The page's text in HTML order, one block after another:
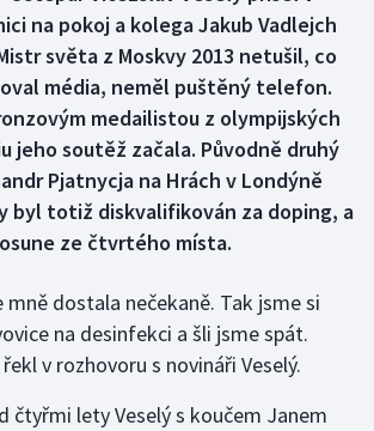
na pokoj a kolega Jakub Vadlejch
světa z Moskvy 2013 netušil, co
média, neměl puštěný telefon.
medailistou z olympijských
jeho soutěž začala. Původně druhý
Pjatnycja na Hrách v Londýně
byl totiž diskvalifikován za doping, a
ze čtvrtého místa.
mně dostala nečekaně. Tak jsme si
na desinfekci a šli jsme spát.
v rozhovoru s novináři Veselý.
čtyřmi lety Veselý s koučem Janem